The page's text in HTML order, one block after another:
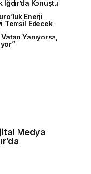
Iğdır’da Konuştu
Enerji
Temsil Edecek
Yanıyorsa,
Medya